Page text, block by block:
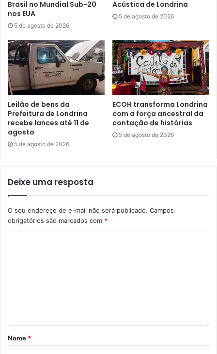
Serviço: Instrumental Urbano no Terminal de Irerê
Projeto financiado pelo Programa Municipal de Incentivo à
Cultura – Promic, da Secretaria Municipal de Cultura e
Prefeitura Municipal de Londrina.
Endereço: Terminal de Integração do Distrito de Irerê,
Londrina – PR
Data: 8 de junho, segunda-feira, 12h30
Duração: 90 minutos
acessibilidade comunicacional e atitudinal.
Brasil no Mundial Sub-20
nos EUA
5 de agosto de 2026
Acústica de Londrina
5 de agosto de 2026
Leilão de bens da
Prefeitura de Londrina
recebe lances até 11 de
agosto
5 de agosto de 2026
ECOH transforma Londrina
com a força ancestral da
contação de histórias
5 de agosto de 2026
Deixe uma resposta
O seu endereço de e-mail não será publicado. Campos
obrigatórios são marcados com *
Nome *